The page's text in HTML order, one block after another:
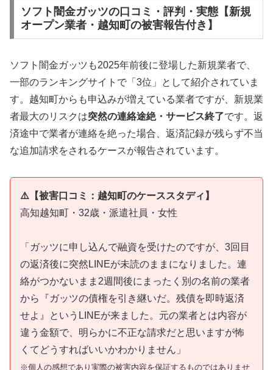
ソフト闇金ガッツの口コミ・評判・実態【新規
オープン業者・越知町の被害報告付き】
ソフト闇金ガッツも2025年前後に登場した新規業者で、
一部のランキングサイトで「3位」として紹介されていま
す。越知町からも申込みが増えている業者ですが、新規業
者最大のリスクは突然の連絡途絶・サービス終了です。返
済途中で業者が連絡を絶った場合、返済記録が残らず不当
な追加請求をされるケースが報告されています。
⚠️【被害口コミ：越知町のケーススタディ】
高知越知町・32歳・派遣社員・女性
「ガッツに申し込んで融資を受けたのですが、3回目
の返済後に突然LINEが未読のままになりました。連
絡がつかないまま2週間後にまったく別の名前の業者
から『ガッツの債権を引き継いだ。残債を即時返済
せよ』というLINEが来ました。元の業者とは内容が
違う金額で、明らかに不正な請求だと思いますが怖
くてどうすればいいかわかりません」
※個人の感想であり実際の被害内容を保証するものではありませ